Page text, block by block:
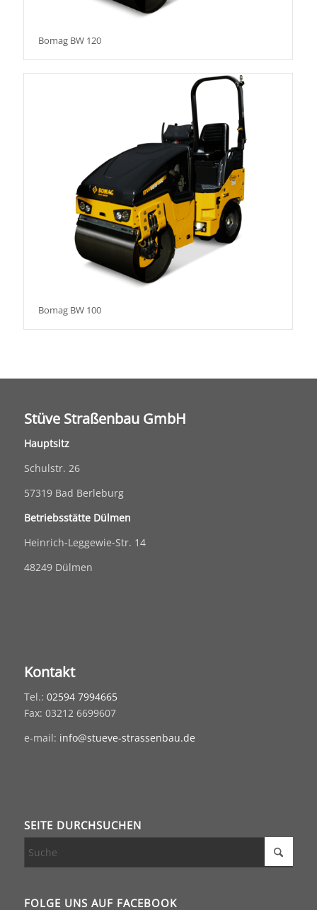
Bomag BW 120
Bomag BW 100
Stüve Straßenbau GmbH
Hauptsitz
Schulstr. 26
57319 Bad Berleburg
Betriebsstätte Dülmen
Heinrich-Leggewie-Str. 14
48249 Dülmen
Kontakt
Tel.: 02594 7994665
Fax: 03212 6699607
e-mail: info@stueve-strassenbau.de
SEITE DURCHSUCHEN
FOLGE UNS AUF FACEBOOK